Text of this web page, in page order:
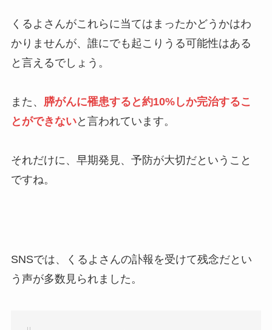
くるよさんがこれらに当てはまったかどうかはわ
かりませんが、誰にでも起こりうる可能性はある
と言えるでしょう。
また、 膵がんに罹患すると約10%しか完治するこ
とができないと言われています。
それだけに、早期発見、予防が大切だということ
ですね。
SNSでは、くるよさんの訃報を受けて残念だとい
う声が多数見られました。